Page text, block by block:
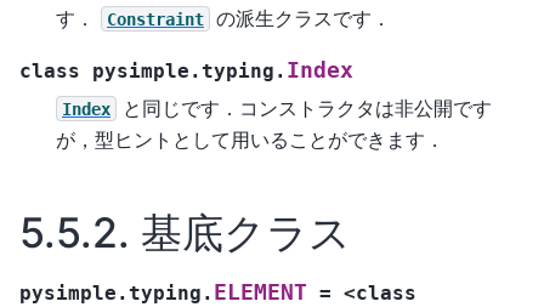
す．
Constraint の派生クラスです．
class pysimple.typing. Index
Index
と同じです．コンストラクタは非公開です
が，型ヒントとして用いることができます．
5.5.2. 基底クラス
pysimple.typing. ELEMENT = <class